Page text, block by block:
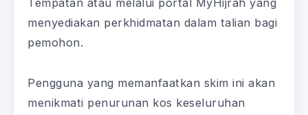
Tempatan atau melalui portal MyHijrah yang
menyediakan perkhidmatan dalam talian bagi
pemohon.
Pengguna yang memanfaatkan skim ini akan
menikmati penurunan kos keseluruhan